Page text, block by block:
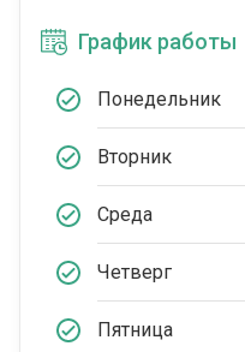
График работы
Понедельник
Вторник
Среда
Четверг
Пятница